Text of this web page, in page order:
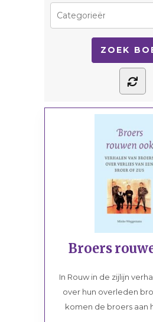
Broers
In Rouw in de zijlijn
over hun overleden
komen de broers aan